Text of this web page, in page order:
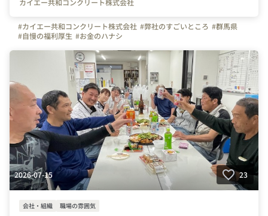
#カイエー共和コンクリート株式会社 #弊社のすごいところ #群馬県
#自慢の福利厚生 #お金のハナシ
2026-07-15 23
会社・組織 職場の雰囲気